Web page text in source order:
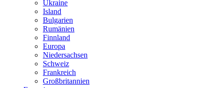
Ukraine
Island
Bulgarien
Rumänien
Finnland
Europa
Niedersachsen
Schweiz
Frankreich
Großbritannien